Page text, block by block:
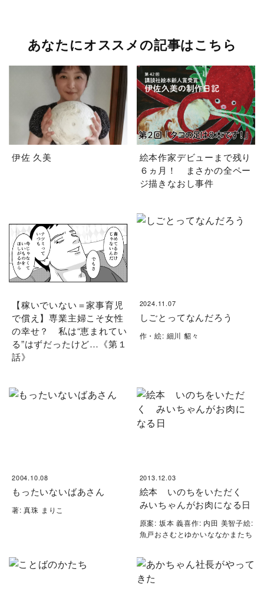
あなたにオススメの記事はこちら
伊佐 久美
絵本作家デビューまで残り
６ヵ月！ まさかの全ペー
ジ描きなおし事件
【稼いでいない＝家事育児
で償え】専業主婦こそ女性
の幸せ？ 私は“恵まれてい
る”はずだったけど…《第１
話》
2024.11.07
しごとってなんだろう
作・絵: 細川 貂々
2004.10.08
もったいないばあさん
著: 真珠 まりこ
2013.12.03
絵本 いのちをいただく
みいちゃんがお肉になる日
原案: 坂本 義喜作: 内田 美智子絵:
魚戸おさむとゆかいななかまたち